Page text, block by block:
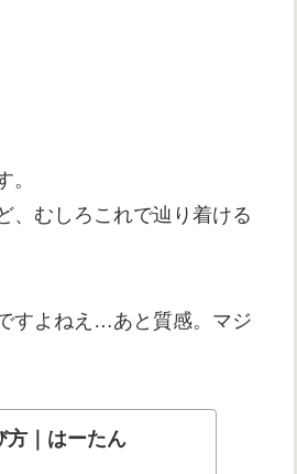
、むしろこれで辿り着ける
すよねえ…あと質感。マジ
方｜はーたん